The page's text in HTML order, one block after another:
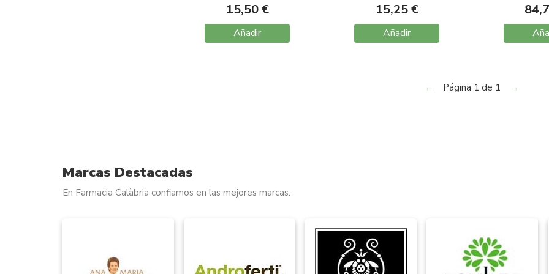
15,50 €
Añadir
15,25 €
Añadir
← Página 1 de 1 →
Marcas Destacadas
En Farmacia Calàbria confiamos en las mejores marcas.